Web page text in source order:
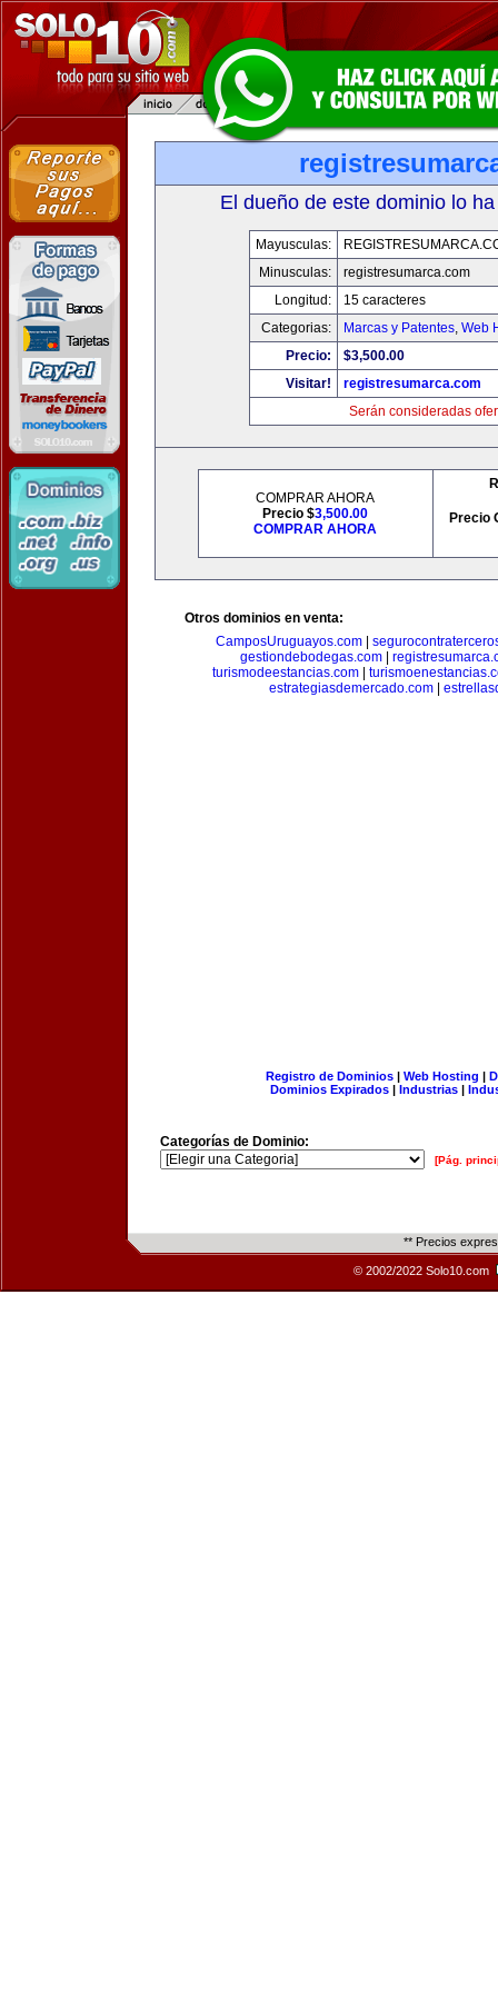
El dueño de este dominio lo
Mayusculas:
Minusculas:
registresumarca.com
Longitud:
15 caracteres
Categorias:
Marcas y Patentes, Web
Precio:
$3,500.00
Visitar!
registresumarca.com
Serán consideradas
COMPRAR AHORA
Precio $3,500.00
COMPRAR AHORA
Precio
Otros dominios en venta:
CamposUruguayos.com|
gestiondebodegas.com|
turismodeestancias.com
estrategiasdemercado.com
Registro de Dominios| Web Hosting |
Dominios Expirados | Industrias |
Categorías de Dominio:
[Pág.
** Precios
© 2002/2022 Solo10.com